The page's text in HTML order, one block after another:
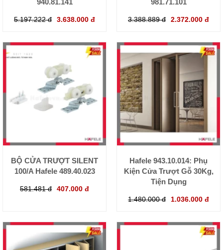
5.197.222 đ 3.638.000 đ 3.388.889 đ 2.372.000 đ
BỘ CỬA TRƯỢT SILENT
100/A Hafele 489.40.023
581.481 đ 407.000 đ
Hafele 943.10.014: Phụ
Kiện Cửa Trượt Gỗ 30Kg,
Tiện Dụng
1.480.000 đ 1.036.000 đ